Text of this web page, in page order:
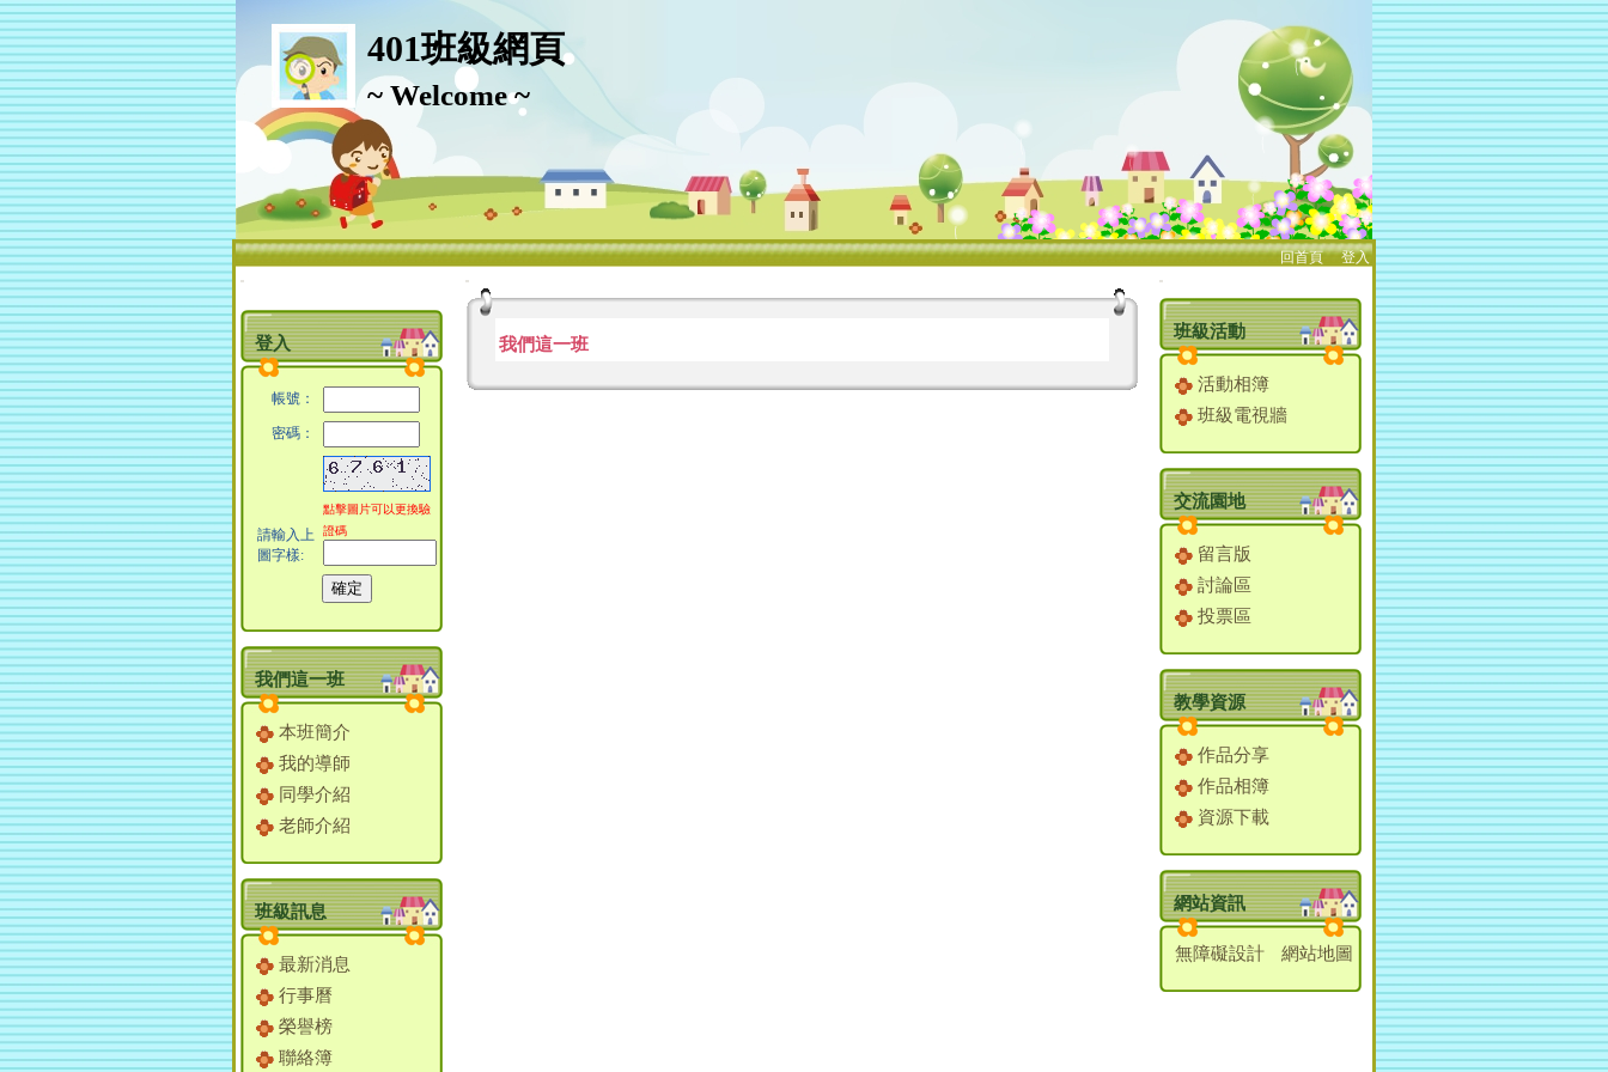
401班級網頁
~ Welcome ~
回首頁、登入
:::
登入
帳號：
密碼：
請輸入上
圖字樣:
點擊圖片可以更換驗
證碼
我們這一班
本班簡介
我的導師
同學介紹
老師介紹
班級訊息
最新消息
行事曆
榮譽榜
聯絡簿
:::
我們這一班
:::
班級活動
活動相簿
班級電視牆
交流園地
留言版
討論區
投票區
教學資源
作品分享
作品相簿
資源下載
網站資訊
無障礙設計 網站地圖